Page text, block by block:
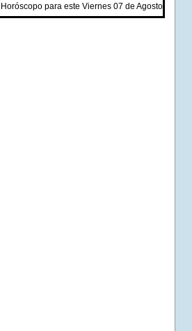
Horóscopo para este Viernes 07 de Agosto